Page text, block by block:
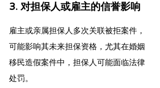
3. 对担保人或雇主的信誉影响
雇主或亲属担保人多次关联被拒案件，
可能影响其未来担保资格，尤其在婚姻
移民造假案件中，担保人可能面临法律
处罚。